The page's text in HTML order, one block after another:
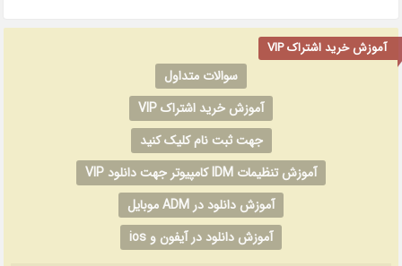
آموزش خرید اشتراک VIP
سوالات متداول
آموزش خرید اشتراک VIP
جهت ثبت نام کلیک کنید
آموزش تنظیمات IDM کامپیوتر جهت دانلود VIP
آموزش دانلود در ADM موبایل
آموزش دانلود در آیفون و ios